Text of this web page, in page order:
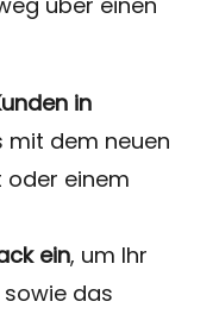
in
mit dem neuen
oder einem
ein, um Ihr
das